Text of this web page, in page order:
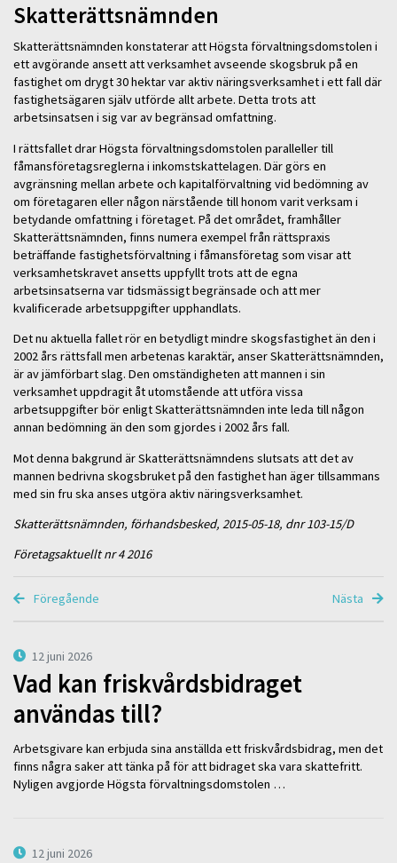
Skatterättsnämnden
Skatterättsnämnden konstaterar att Högsta förvaltningsdomstolen i
ett avgörande ansett att verksamhet avseende skogsbruk på en
fastighet om drygt 30 hektar var aktiv näringsverksamhet i ett fall där
fastighetsägaren själv utförde allt arbete. Detta trots att
arbetsinsatsen i sig var av begränsad omfattning.
I rättsfallet drar Högsta förvaltningsdomstolen paralleller till
fåmansföretagsreglerna i inkomstskattelagen. Där görs en
avgränsning mellan arbete och kapitalförvaltning vid bedömning av
om företagaren eller någon närstående till honom varit verksam i
betydande omfattning i företaget. På det området, framhåller
Skatterättsnämnden, finns numera exempel från rättspraxis
beträffande fastighetsförvaltning i fåmansföretag som visar att
verksamhetskravet ansetts uppfyllt trots att de egna
arbetsinsatserna var tidsmässigt begränsade och att mer
kvalificerade arbetsuppgifter upphandlats.
Det nu aktuella fallet rör en betydligt mindre skogsfastighet än den i
2002 års rättsfall men arbetenas karaktär, anser Skatterättsnämnden,
är av jämförbart slag. Den omständigheten att mannen i sin
verksamhet uppdragit åt utomstående att utföra vissa
arbetsuppgifter bör enligt Skatterättsnämnden inte leda till någon
annan bedömning än den som gjordes i 2002 års fall.
Mot denna bakgrund är Skatterättsnämndens slutsats att det av
mannen bedrivna skogsbruket på den fastighet han äger tillsammans
med sin fru ska anses utgöra aktiv näringsverksamhet.
Skatterättsnämnden, förhandsbesked, 2015-05-18, dnr 103-15/D
Företagsaktuellt nr 4 2016
Föregående Nästa
12 juni 2026
Vad kan friskvårdsbidraget
användas till?
Arbetsgivare kan erbjuda sina anställda ett friskvårdsbidrag, men det
finns några saker att tänka på för att bidraget ska vara skattefritt.
Nyligen avgjorde Högsta förvaltningsdomstolen …
12 juni 2026